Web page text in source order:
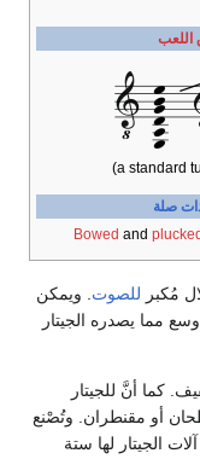
. ويمكن
الجيتار
وتُصْنع
ستة